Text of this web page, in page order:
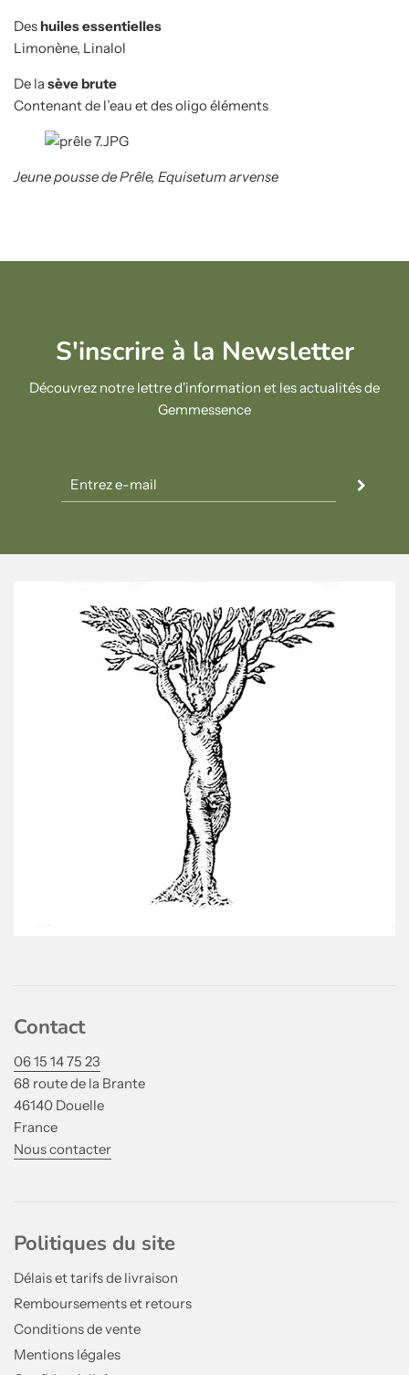
Des huiles essentielles
Limonène, Linalol
De la sève brute
Contenant de l’eau et des oligo éléments
Jeune pousse de Prêle, Equisetum arvense
S'inscrire à la Newsletter
Découvrez notre lettre d'information et les actualités de
Gemmessence
Contact
06 15 14 75 23
68 route de la Brante
46140 Douelle
France
Nous contacter
Politiques du site
Délais et tarifs de livraison
Remboursements et retours
Conditions de vente
Mentions légales